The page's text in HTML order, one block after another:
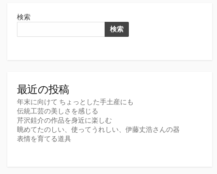
検索
検索
最近の投稿
年末に向けて ちょっとした手土産にも
伝統工芸の美しさを感じる
芹沢銈介の作品を身近に楽しむ
眺めてたのしい、使ってうれしい、伊藤丈浩さんの器
表情を育てる道具